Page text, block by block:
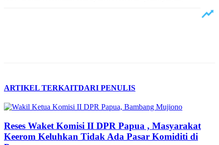
ARTIKEL TERKAITDARI PENULIS
Reses Waket Komisi II DPR Papua , Masyarakat
Keerom Keluhkan Tidak Ada Pasar Komiditi di